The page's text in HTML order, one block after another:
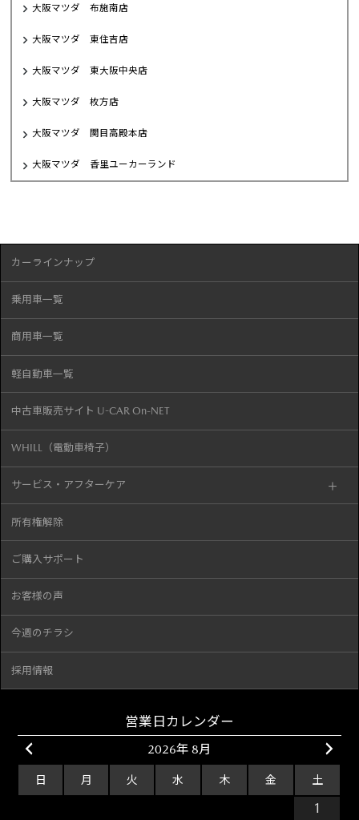
大阪マツダ 布施南店
大阪マツダ 東住吉店
大阪マツダ 東大阪中央店
大阪マツダ 枚方店
大阪マツダ 関目高殿本店
大阪マツダ 香里ユーカーランド
カーラインナップ
乗用車一覧
商用車一覧
軽自動車一覧
中古車販売サイト U-CAR On-NET
WHILL（電動車椅子）
サービス・アフターケア
所有権解除
ご購入サポート
お客様の声
今週のチラシ
採用情報
営業日カレンダー
2026年 8月
日 月 火 水 木 金 土
1